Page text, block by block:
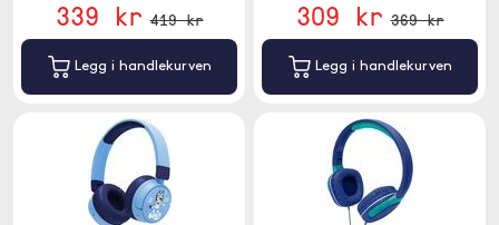
339 kr 419 kr
Legg i handlekurven
309 kr 369 kr
Legg i handlekurven